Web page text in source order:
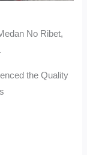
No Ribet,
the Quality